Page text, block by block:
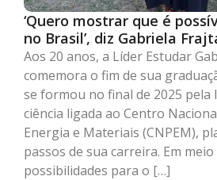
‘Quero mostrar que é
no Brasil’, diz Gabriela
Estudar formada pela Ilum
Aos 20 anos, a Líder Estudar
comemora o fim de sua
se formou no final de 2025 pela
ciência ligada ao Centro
Energia e Materiais (CNPEM),
passos de sua carreira. Em
possibilidades para o […]